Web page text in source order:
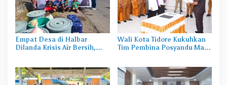
Empat Desa di Halbar
Dilanda Krisis Air Bersih,
Wali Kota Tidore Kukuhkan
Tim Pembina Posyandu Masa